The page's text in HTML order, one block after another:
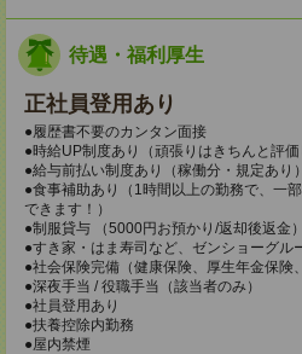
待遇・福利厚生
正社員登用あり
●履歴書不要のカンタン面接
●時給UP制度あり（頑張りはきちんと評価
●給与前払い制度あり（稼働分・規定あり）
●食事補助あり（1時間以上の勤務で、一
できます！）
●制服貸与 （5000円お預かり/返却後返金）
●すき家・はま寿司など、ゼンショーグル
●社会保険完備（健康保険、厚生年金保険
●深夜手当 / 役職手当（該当者のみ）
●社員登用あり
●扶養控除内勤務
●屋内禁煙